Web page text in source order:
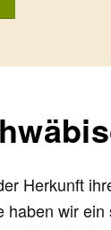
Herkunft
wir